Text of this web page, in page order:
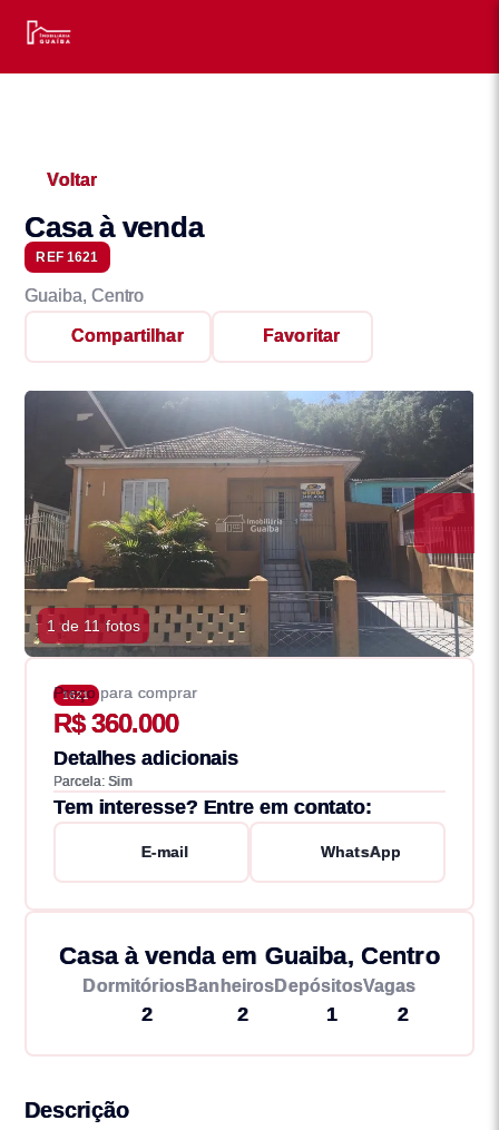
Voltar
Casa à venda
REF 1621
Guaiba, Centro
Compartilhar Favoritar
1 de 11 fotos
1621
Preço para comprar
R$ 360.000
Detalhes adicionais
Parcela: Sim
Tem interesse? Entre em contato:
E-mail WhatsApp
Casa à venda em Guaiba, Centro
Dormitórios
2
Banheiros
2
Depósitos
1
Vagas
2
Descrição